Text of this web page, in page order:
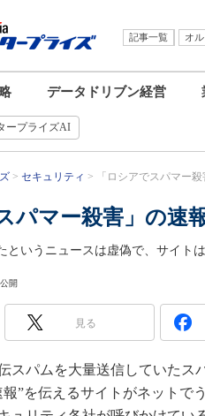
記事一覧 オ
データドリブン経営
ープライズAI
セキュリティ 「ロシアでスパマー
パマー殺害」の速
というニュースは虚偽で、サイト
開
見る
スパムを大量送信していたス
”を伝えるサイトがネットで